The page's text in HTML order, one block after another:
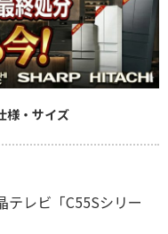
様・サイズ
レビ「C55Sシリー